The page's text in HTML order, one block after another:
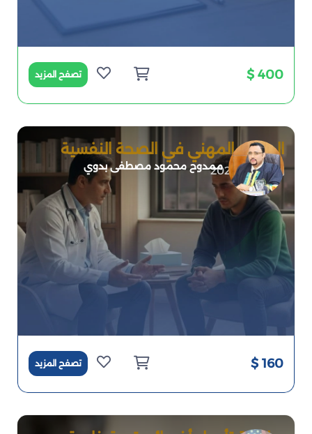
400 $ تصفح المزيد
ممدوح محمود مصطفى بدوي
الدبلوم المهني في الصحة النفسية
2026-06-15
160 $ تصفح المزيد